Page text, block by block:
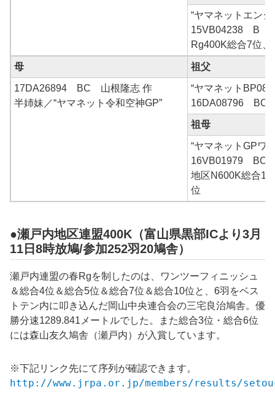
“ヤマネットエンジ
15VB04238 B
Rg400K総合7位
母 祖父
17DA26894 BC 山根隆志 作
半姉妹／“ヤマネット令和空神GP”
“ヤマネット
16DA08796 BC
祖母
“ヤマネットGPワ
16VB01979
地区N600K総合
位
●瀬戸内地区連盟400K（富山県黒部ICより3月
11日8時放鳩/参加252羽20鳩舎）
瀬戸内連盟の春Rgを制したのは、ワンツーフィニッシュ
＆総合4位＆総合5位＆総合7位＆総合10位と、6羽をベス
トテン内に叩き込んだ岡山中央連合会の三宅良治鳩舎。優
勝分速1289.841 メートルでした。また総合3位・総合6位
には森山友久 鳩舎（瀬戸内）が入賞しています。
※下記リンク先にて序列が確認できます。
http://www.jrpa.or.jp/members/results/